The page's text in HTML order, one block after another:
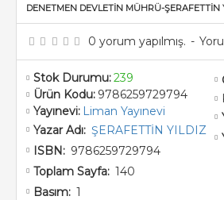
DENETMEN DEVLETİN MÜHRÜ-ŞERAFETTİN
Stok Durumu:239
Ürün Kodu: 9786259729794
Yayınevi: Liman Yayınevi
Yazar Adı: ŞERAFETTİN YILDIZ
ISBN: 9786259729794
Toplam Sayfa: 140
Basım: 1
0 yorum yapılmış. -